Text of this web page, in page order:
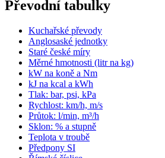
Převodní tabulky
Kuchařské převody
Anglosaské jednotky
Staré české míry
Měrné hmotnosti (litr na kg)
kW na koně a Nm
kJ na kcal a kWh
Tlak: bar, psi, kPa
Rychlost: km/h, m/s
Průtok: l/min, m³/h
Sklon: % a stupně
Teplota v troubě
Předpony SI